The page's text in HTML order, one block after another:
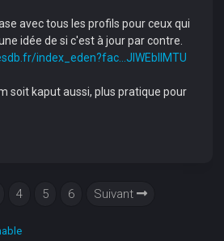
avec tous les profils pour ceux qui
idée de si c'est à jour par contre.
index_eden?fac...JlWEbIlMTU
soit kaput aussi, plus pratique pour
4 5 6 Suivant